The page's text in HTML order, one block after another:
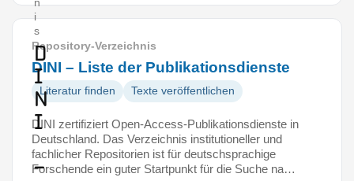
i
s
D
I
N
I
–
Repository-Verzeichnis
DINI – Liste der Publikationsdienste
Literatur finden Texte veröffentlichen
DINI zertifiziert Open-Access-Publikationsdienste in
Deutschland. Das Verzeichnis institutioneller und
fachlicher Repositorien ist für deutschsprachige
Forschende ein guter Startpunkt für die Suche na…